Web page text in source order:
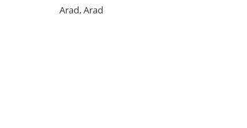
Arad, Arad